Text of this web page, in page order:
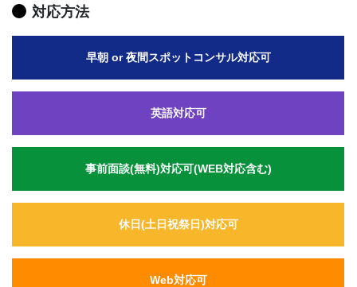
対応方法
早朝 or 夜間スポットコンサル対応可
英語対応可
事前面談(無料)対応可(WEB対応含む)
休日(土日祝祭日)対応可
Web対応可